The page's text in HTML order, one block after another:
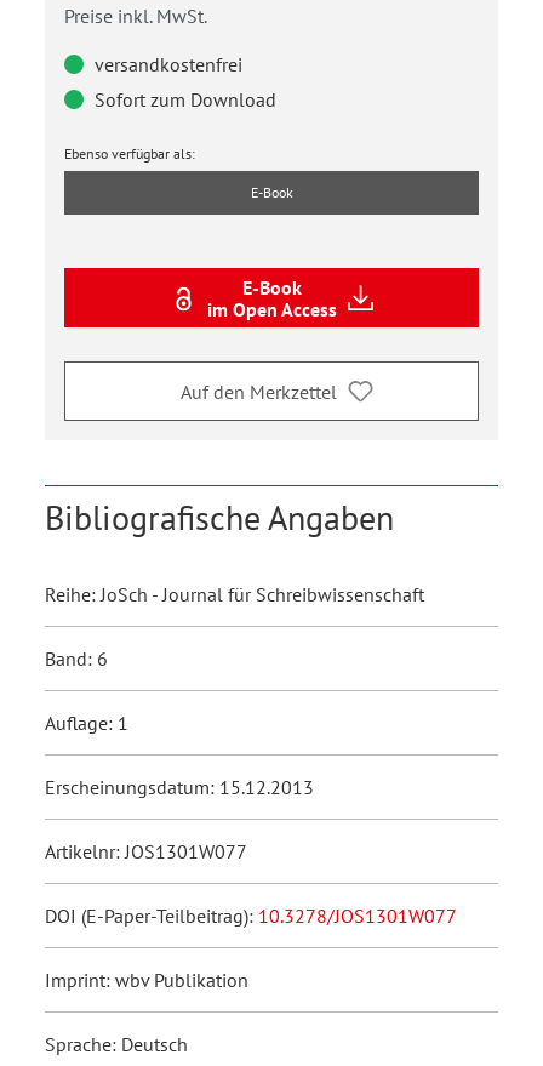
Preise inkl. MwSt.
versandkostenfrei
Sofort zum Download
Ebenso verfügbar als:
E-Book
E-Book
im Open Access
Auf den Merkzettel
Bibliografische Angaben
Reihe: JoSch - Journal für Schreibwissenschaft
Band: 6
Auflage: 1
Erscheinungsdatum: 15.12.2013
Artikelnr: JOS1301W077
DOI (E-Paper-Teilbeitrag): 10.3278/JOS1301W077
Imprint: wbv Publikation
Sprache: Deutsch